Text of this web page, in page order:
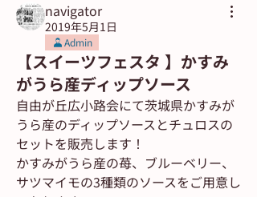
navigator
2019年5月1日
Admin
【スイーツフェスタ 】かすみ
がうら産ディップソース
自由が丘広小路会にて茨城県かすみが
うら産のディップソースとチュロスの
セットを販売します！
かすみがうら産の苺、ブルーベリー、
サツマイモの3種類のソースをご用意し